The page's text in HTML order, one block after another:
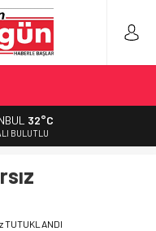
BÜYÜK HATALAR
32°C
BULUTLU
TUTUKLANDI